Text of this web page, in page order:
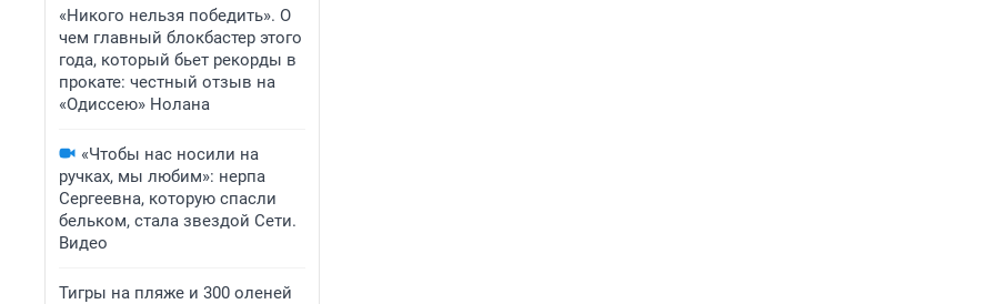
«Никого нельзя победить». О
чем главный блокбастер этого
года, который бьет рекорды в
прокате: честный отзыв на
«Одиссею» Нолана
«Чтобы нас носили на
ручках, мы любим»: нерпа
Сергеевна, которую спасли
бельком, стала звездой Сети.
Видео
Тигры на пляже и 300 оленей